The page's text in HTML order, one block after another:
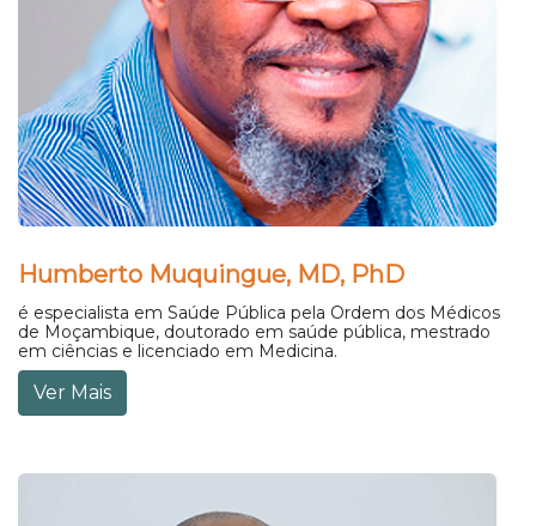
Humberto Muquingue, MD, PhD
é especialista em Saúde Pública pela Ordem dos Médicos
de Moçambique, doutorado em saúde pública, mestrado
em ciências e licenciado em Medicina.
Ver Mais